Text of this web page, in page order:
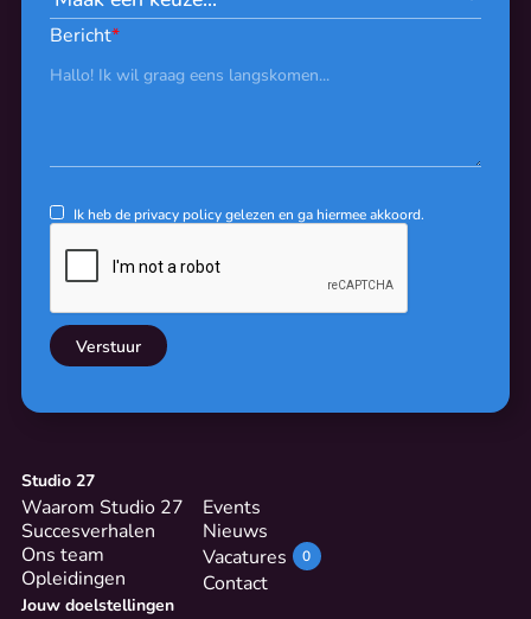
Bericht*
Ik heb deprivacy policygelezen en ga hiermee akkoord.
Jouw doelstellingen
Studio 27
Waarom Studio 27
Succesverhalen
Ons team
Opleidingen
Events
Nieuws
Vacatures
0
Contact